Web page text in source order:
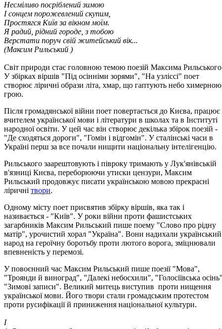
Несміливо посріблений зимою
І сонцем порожевлений скупим,
Простягся Київ за вікном моїм.
Я радий, рідний городе, з тобою
Верстати поруч свій житейський вік...
(Максим Рильський )
Світ природи стає головною темою поезій Максима
У збірках віршів "Під осінніми зорями", "На узліссі" поет
створює ліричні образи літа, хмар, що гаптують небо химерною
грою.
Після громадянської війни поет повертається до Києва, працює
вчителем української мови і літератури в школах та в Інституті
народної освіти. У цей час він створює декілька збірок поезій -
"Де сходяться дороги", "Гомін і відгомін". У сталінські часи в
Україні перш за все почали нищити національну інтелігенцію.
Рильського заарештовують і півроку тримають у Лук'янівській
в'язниці Києва, переборюючи утиски цензури, Максим
Рильський продовжує писати українською мовою прекрасні
ліричні твори.
Одному місту поет присвятив збірку віршів, яка так і
називається - "Київ". У роки війни проти фашистських
загарбників Максим Рильський пише поему "Слово про рідну
матір", урочистий хорал "Україна". Вони надихали український
народ на героїчну боротьбу проти лютого ворога, зміцнювали
впевненість у перемозі.
У повоєнний час Максим Рильський пише поезії "Мова",
"Троянди й виноград", "Далекі небосхили", "Голосіївська
"Зимові записи". Великий митець виступив проти нищення
української мови. Його твори стали громадським протестом
проти русифікації й приниження національної культури.
І